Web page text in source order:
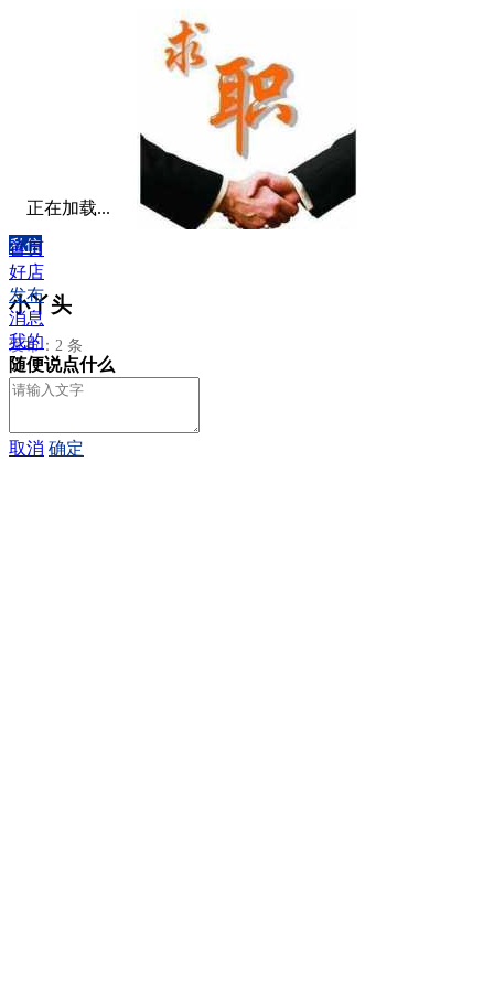
私信
小丫头
发布：2 条
正在加载...
首页
好店
发布
消息
我的
随便说点什么
取消 确定